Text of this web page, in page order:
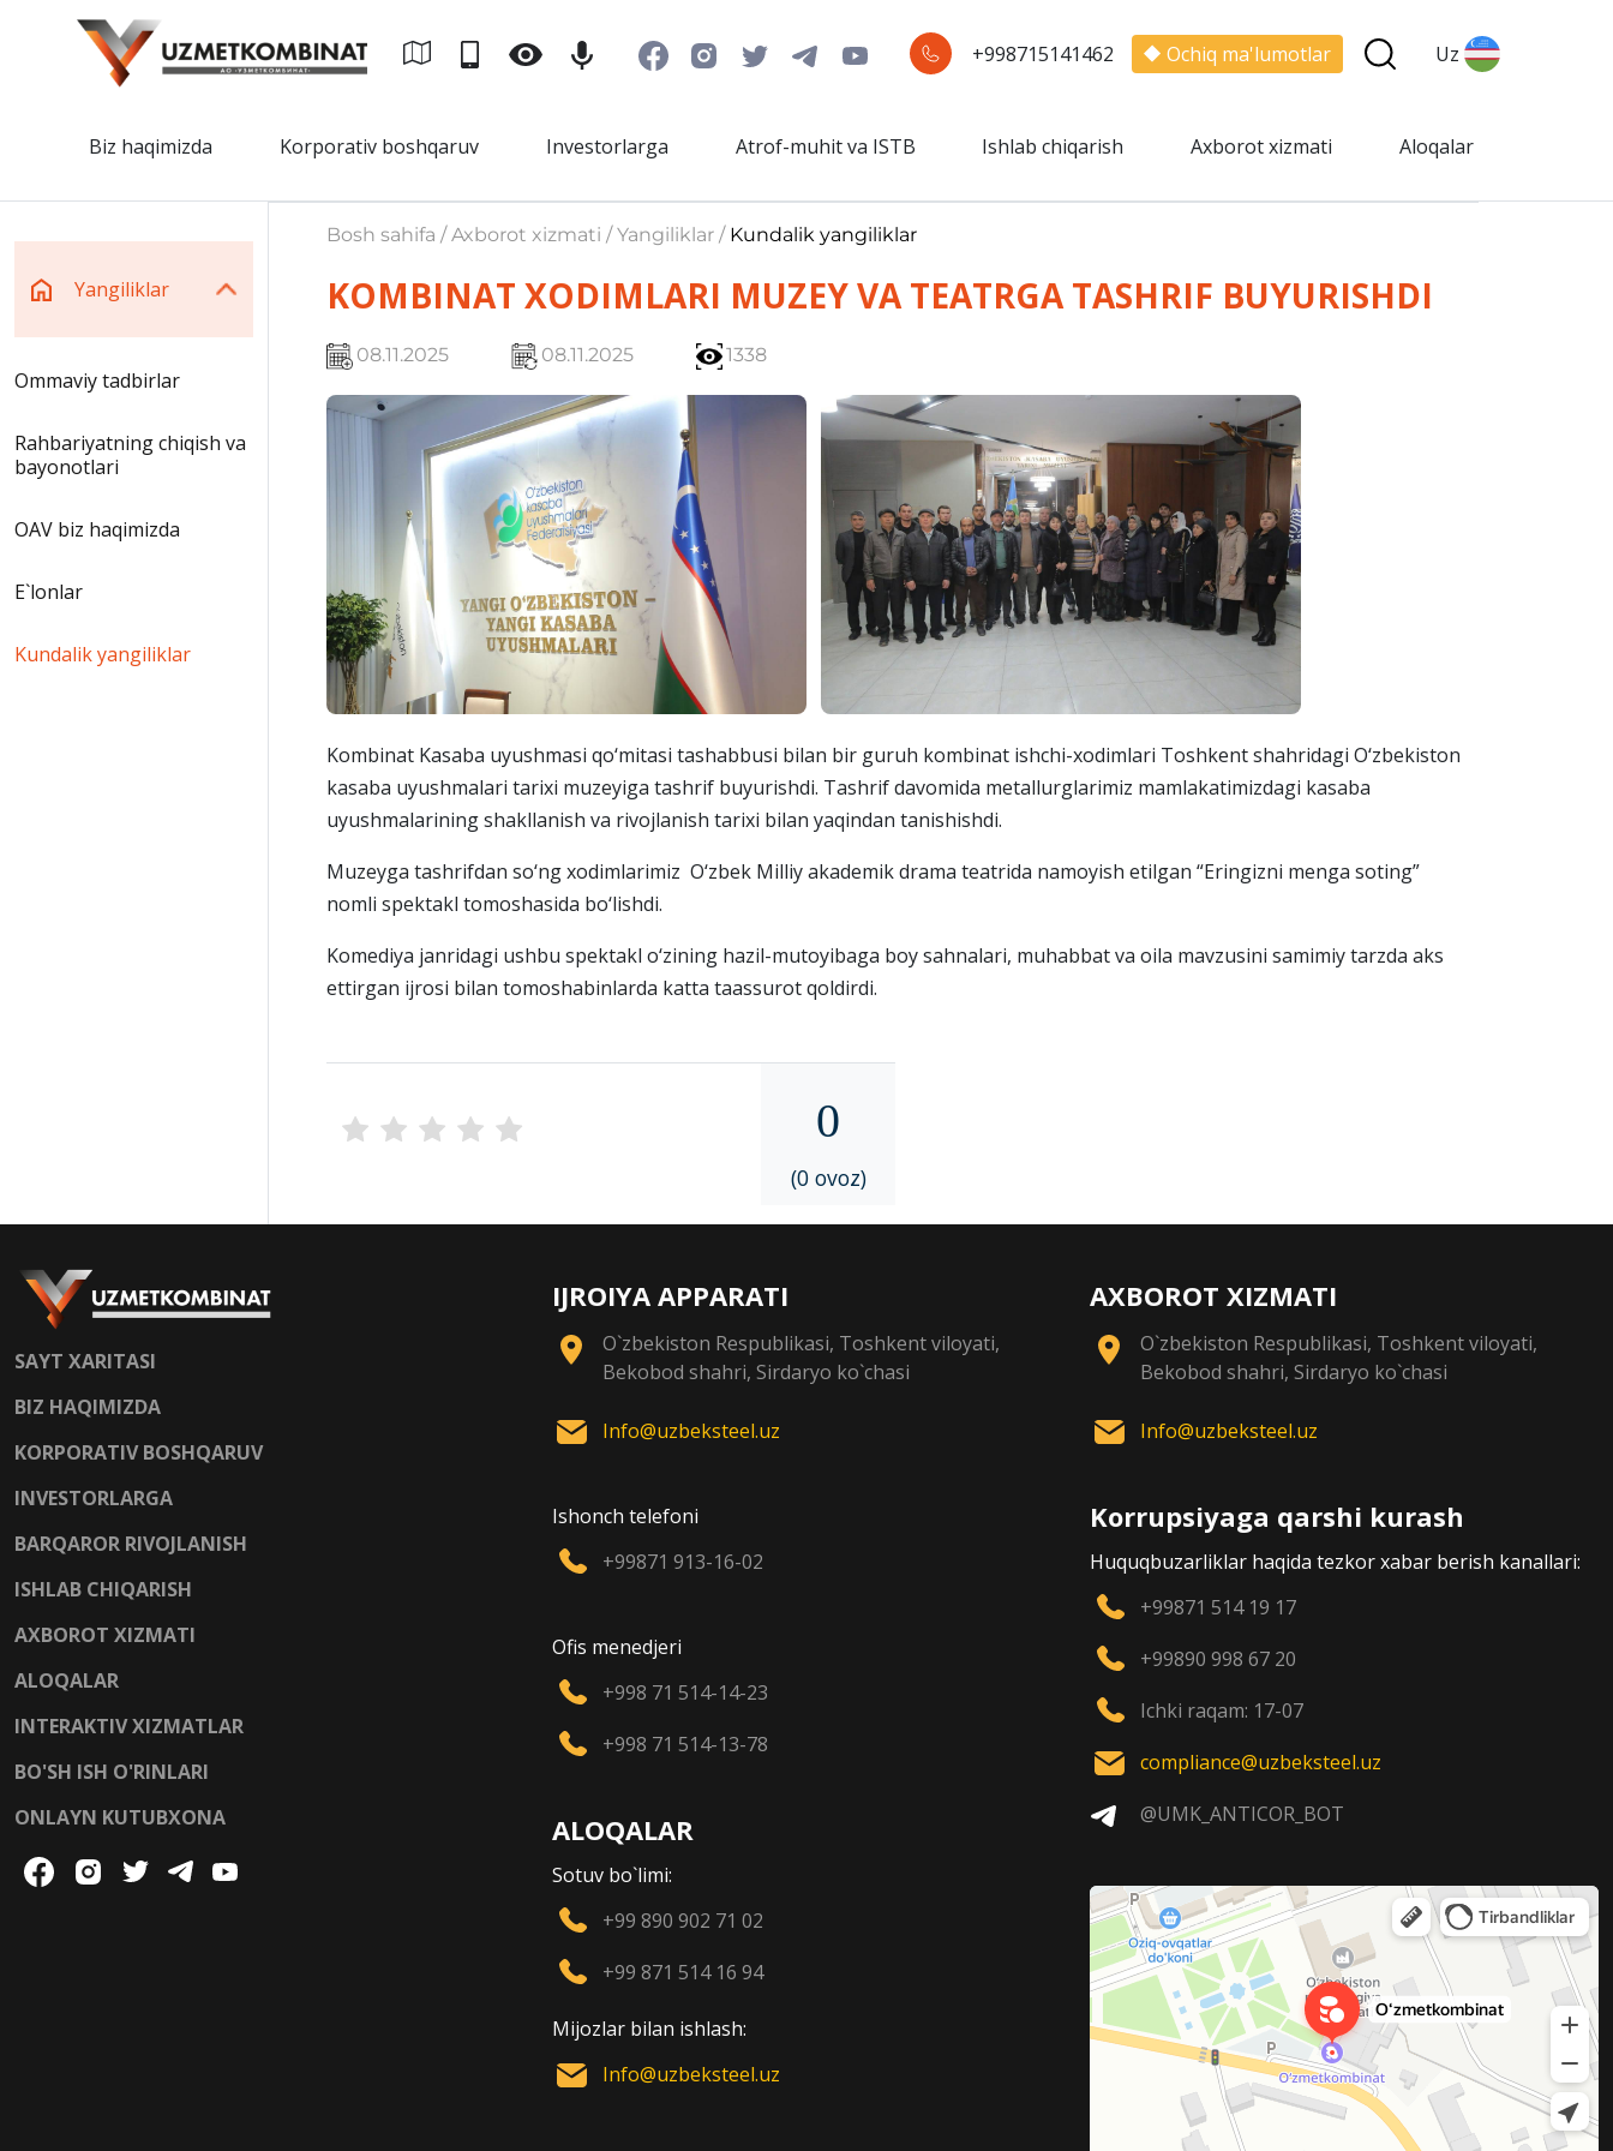
+998715141462 Ochiq ma'lumotlar Uz
Biz haqimizda Korporativ boshqaruv Investorlarga Atrof-muhit va ISTB Ishlab chiqarish Axborot xizmati Aloqalar
Yangiliklar
Ommaviy tadbirlar
Rahbariyatning chiqish va
bayonotlari
OAV biz haqimizda
E`lonlar
Kundalik yangiliklar
Bosh sahifa / Axborot xizmati / Yangiliklar / Kundalik yangiliklar
KOMBINAT XODIMLARI MUZEY VA TEATRGA TASHRIF BUYURISHDI
08.11.2025 08.11.2025 1338
Kombinat Kasaba uyushmasi qo‘mitasi tashabbusi bilan bir guruh kombinat ishchi-xodimlari Toshkent shahridagi O‘zbekiston
kasaba uyushmalari tarixi muzeyiga tashrif buyurishdi. Tashrif davomida metallurglarimiz mamlakatimizdagi kasaba
uyushmalarining shakllanish va rivojlanish tarixi bilan yaqindan tanishishdi.
Muzeyga tashrifdan so‘ng xodimlarimiz O‘zbek Milliy akademik drama teatrida namoyish etilgan “Eringizni menga soting”
nomli spektakl tomoshasida bo‘lishdi.
Komediya janridagi ushbu spektakl o‘zining hazil-mutoyibaga boy sahnalari, muhabbat va oila mavzusini samimiy tarzda aks
ettirgan ijrosi bilan tomoshabinlarda katta taassurot qoldirdi.
0
(0 ovoz)
SAYT XARITASI
BIZ HAQIMIZDA
KORPORATIV BOSHQARUV
INVESTORLARGA
BARQAROR RIVOJLANISH
ISHLAB CHIQARISH
AXBOROT XIZMATI
ALOQALAR
INTERAKTIV XIZMATLAR
BO'SH ISH O'RINLARI
ONLAYN KUTUBXONA
IJROIYA APPARATI
O`zbekiston Respublikasi, Toshkent viloyati,
Bekobod shahri, Sirdaryo ko`chasi
Info@uzbeksteel.uz
Ishonch telefoni
+99871 913-16-02
Ofis menedjeri
+998 71 514-14-23
+998 71 514-13-78
ALOQALAR
Sotuv bo`limi:
+99 890 902 71 02
+99 871 514 16 94
Mijozlar bilan ishlash:
Info@uzbeksteel.uz
AXBOROT XIZMATI
O`zbekiston Respublikasi, Toshkent viloyati,
Bekobod shahri, Sirdaryo ko`chasi
Info@uzbeksteel.uz
Korrupsiyaga qarshi kurash
Huquqbuzarliklar haqida tezkor xabar berish kanallari:
+99871 514 19 17
+99890 998 67 20
Ichki raqam: 17-07
compliance@uzbeksteel.uz
@UMK_ANTICOR_BOT